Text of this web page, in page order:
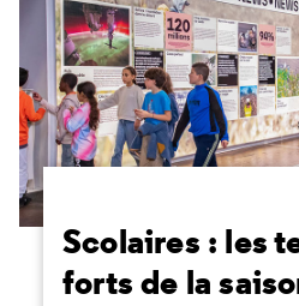
Scolaires : les
forts de la